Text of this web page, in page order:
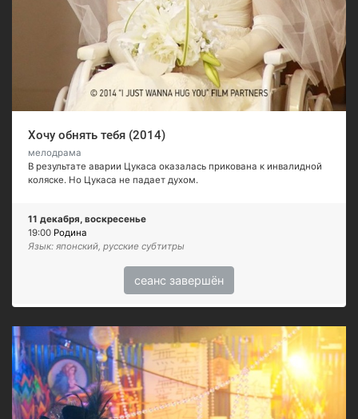
Хочу обнять тебя (2014)
мелодрама
В результате аварии Цукаса оказалась прикована к инвалидной
коляске. Но Цукаса не падает духом.
11 декабря, воскресенье
19:00 Родина
Язык: японский, русские субтитры
сеанс завершён